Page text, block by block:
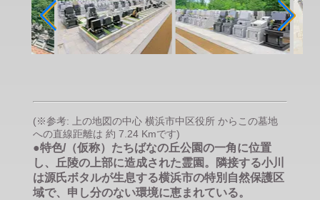
(※参考: 上の地図の中心 横浜市中区役所 からこの墓地
への直線距離は 約 7.24 Kmです)
●特色/（仮称）たちばなの丘公園の一角に位置
し、丘陵の上部に造成された霊園。隣接する小川
は源氏ボタルが生息する横浜市の特別自然保護区
域で、申し分のない環境に恵まれている。